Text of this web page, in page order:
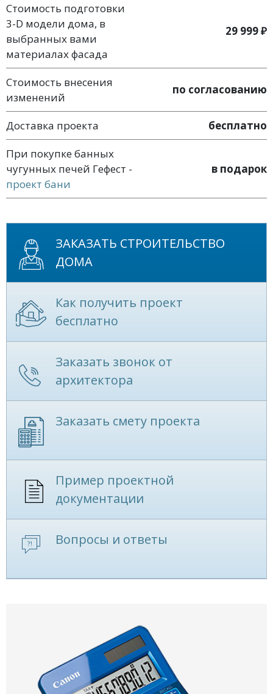
Стоимость подготовки
3-D модели дома, в
выбранных вами
материалах фасада
29 999 ₽
Стоимость внесения
изменений
по согласованию
Доставка проекта
бесплатно
При покупке банных
чугунных печей Гефест -
проект бани
в подарок
ЗАКАЗАТЬ СТРОИТЕЛЬСТВО
ДОМА
Как получить проект
бесплатно
Заказать звонок от
архитектора
Заказать смету проекта
Пример проектной
документации
Вопросы и ответы